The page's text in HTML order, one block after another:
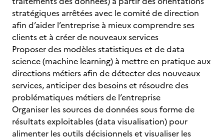
stratégiques arrêtées avec le comité de direction
afin d’aider l’entreprise à mieux comprendre ses
clients et à créer de nouveaux services
Proposer des modèles statistiques et de data
science (machine learning) à mettre en pratique aux
directions métiers afin de détecter des nouveaux
services, anticiper des besoins et résoudre des
problématiques métiers de l’entreprise
Organiser les sources de données sous forme de
résultats exploitables (data visualisation) pour
alimenter les outils décisionnels et visualiser les